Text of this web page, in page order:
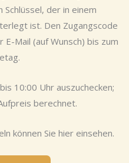
der in einem
ist. Den Zugangscode
Mail (auf Wunsch) bis zum
10:00 Uhr auszuchecken;
berechnet.
können Sie hier einsehen.